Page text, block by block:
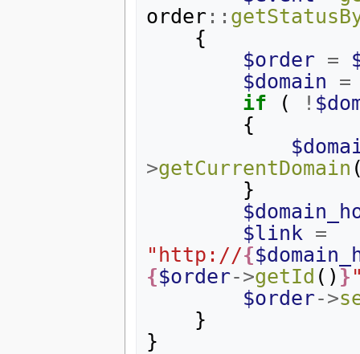
order ::
{
$order =
$domain
=
if
( !
{
>getCurrentDomain
}
$link =
"http://{
{$order->getId () }
$order->
}
}